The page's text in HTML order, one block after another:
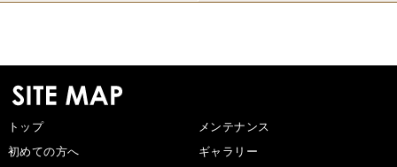
トップ
初めての方へ
メンテナンス
ギャラリー